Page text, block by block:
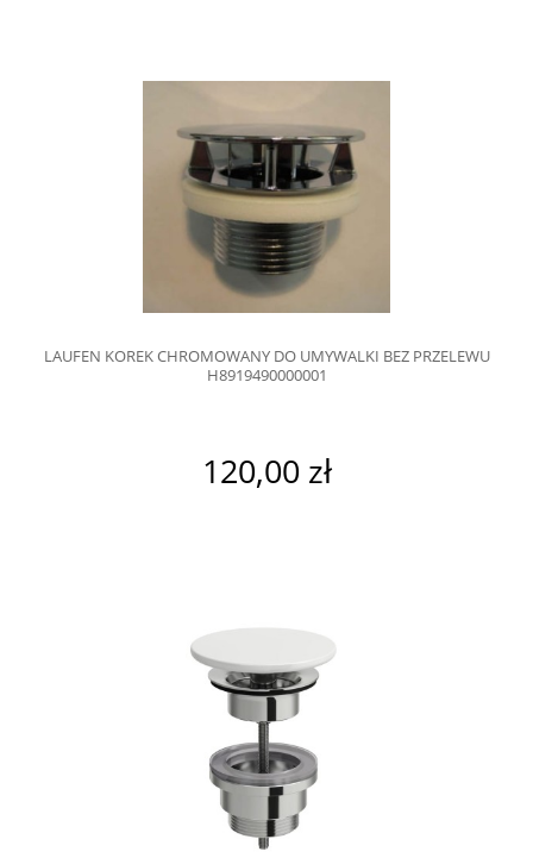
LAUFEN KOREK CHROMOWANY DO UMYWALKI BEZ PRZELEWU
H8919490000001
120,00 zł